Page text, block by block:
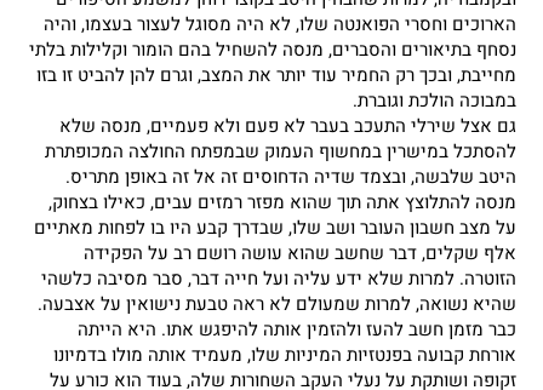
הארוכים וחסרי הפואנטה שלו, לא היה מסוגל לעצור בעצמו, והיה
נסחף בתיאורים והסברים, מנסה להשחיל בהם הומור וקלילות בלתי
מחייבת, ובכך רק החמיר עוד יותר את המצב, וגרם להן להביט זו בזו
במבוכה הולכת וגוברת.
גם אצל שירלי התעכב בעבר לא פעם ולא פעמיים, מנסה שלא
להסתכל במישרין במחשוף העמוק שבמפתח החולצה המכופתרת
היטב שלבשה, ובצמד שדיה הדחוסים זה אל זה באופן מתריס.
מנסה להתלוצץ אתה תוך שהוא מפזר רמזים עבים, כאילו בצחוק,
על מצב חשבון העובר ושב שלו, שבדרך קבע היו בו לפחות מאתיים
אלף שקלים, דבר שחשב שהוא עושה רושם רב על הפקידה
הזוטרה. למרות שלא ידע עליה ועל חייה דבר, סבר מסיבה כלשהי
שהיא נשואה, למרות שמעולם לא ראה טבעת נישואין על אצבעה.
כבר מזמן חשב להעז ולהזמין אותה להיפגש אתו. היא הייתה
אורחת קבועה בפנטזיות המיניות שלו, מעמיד אותה מולו בדמיונו
זקופה ושותקת על נעלי העקב השחורות שלה, בעוד הוא כורע על